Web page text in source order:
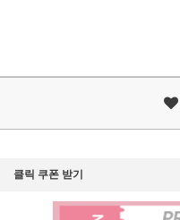
클릭 쿠폰 받기